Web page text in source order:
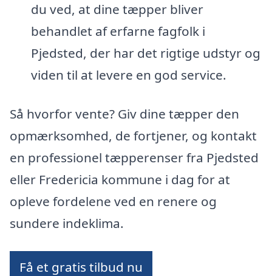
du ved, at dine tæpper bliver
behandlet af erfarne fagfolk i
Pjedsted, der har det rigtige udstyr og
viden til at levere en god service.
Så hvorfor vente? Giv dine tæpper den
opmærksomhed, de fortjener, og kontakt
en professionel tæpperenser fra Pjedsted
eller Fredericia kommune i dag for at
opleve fordelene ved en renere og
sundere indeklima.
Få et gratis tilbud nu